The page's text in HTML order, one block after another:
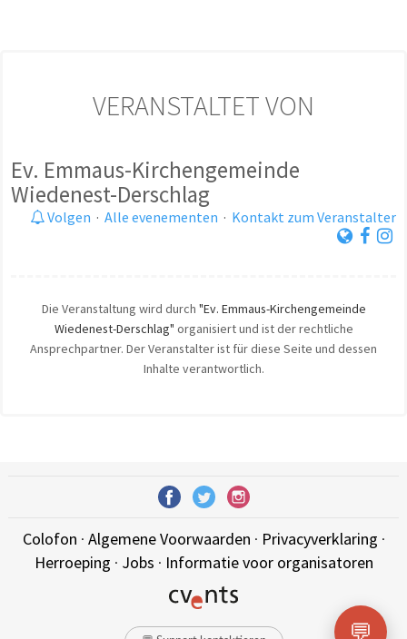
VERANSTALTET VON
Ev. Emmaus-Kirchengemeinde
Wiedenest-Derschlag
Volgen · Alle evenementen · Kontakt zum Veranstalter
Die Veranstaltung wird durch "Ev. Emmaus-Kirchengemeinde
Wiedenest-Derschlag" organisiert und ist der rechtliche
Ansprechpartner. Der Veranstalter ist für diese Seite und dessen
Inhalte verantwortlich.
Colofon · Algemene Voorwaarden · Privacyverklaring ·
Herroeping · Jobs · Informatie voor organisatoren
💬